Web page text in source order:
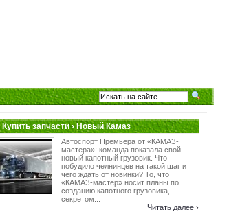
Купить запчасти › Новый Камаз
Автоспорт Премьера от «КАМАЗ-
мастера»: команда показала свой
новый капотный грузовик. Что
побудило челнинцев на такой шаг и
чего ждать от новинки? То, что
«КАМАЗ-мастер» носит планы по
созданию капотного грузовика,
секретом...
Читать далее ›